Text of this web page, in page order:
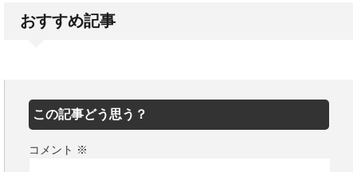
おすすめ記事
この記事どう思う？
コメント ※